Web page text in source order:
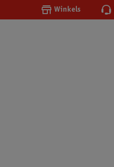
Winkels